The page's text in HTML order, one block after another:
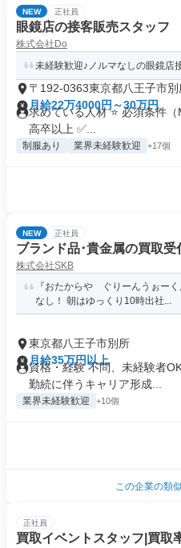
NEW 正社員
眼鏡店の接客販売スタッフ
株式会社Do
未経験歓迎♪ノルマなしの眼鏡
〒192-0363東京都八王子市別
月給22万4000円～30万円
求めている人材 ⭐ 必須条
高卒以上 ✅...
制服あり 業界未経験歓迎 +17個
NEW 正社員
ブランド品･貴金属の買取受
株式会社SKB
『おたからや ぐりーんうぉー
なし！ 朝はゆっくり10時出社...
東京都八王子市別所
月給35万円以上
資格・経験 不問、未経験者
勤続に伴うキャリア形成...
業界未経験歓迎 +10個
この企業の類
正社員
買取イベントスタッフ|買取